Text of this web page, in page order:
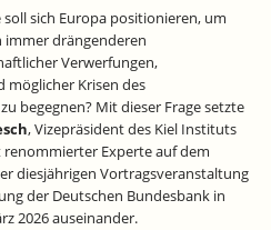
soll sich Europa positionieren, um
immer drängenderen
Verwerfungen,
möglicher Krisen des
begegnen? Mit dieser Frage setzte
, Vizepräsident des Kiel Instituts
Experte auf dem
diesjährigen Vortragsveranstaltung
der Deutschen Bundesbank in
2026 auseinander.